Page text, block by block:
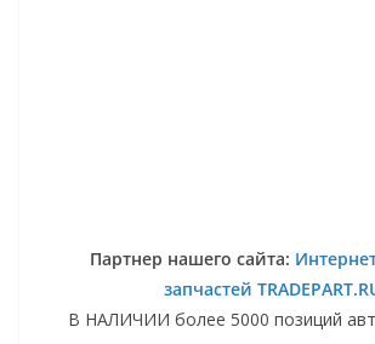
Партнер нашего сайта:
запчастей
В НАЛИЧИИ более 5000 позиций